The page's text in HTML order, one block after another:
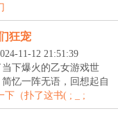
狂宠
11-12 21:51:39
下爆火的乙女游戏世
忆一阵无语，回想起自
下（扑了这书( ; _ ;